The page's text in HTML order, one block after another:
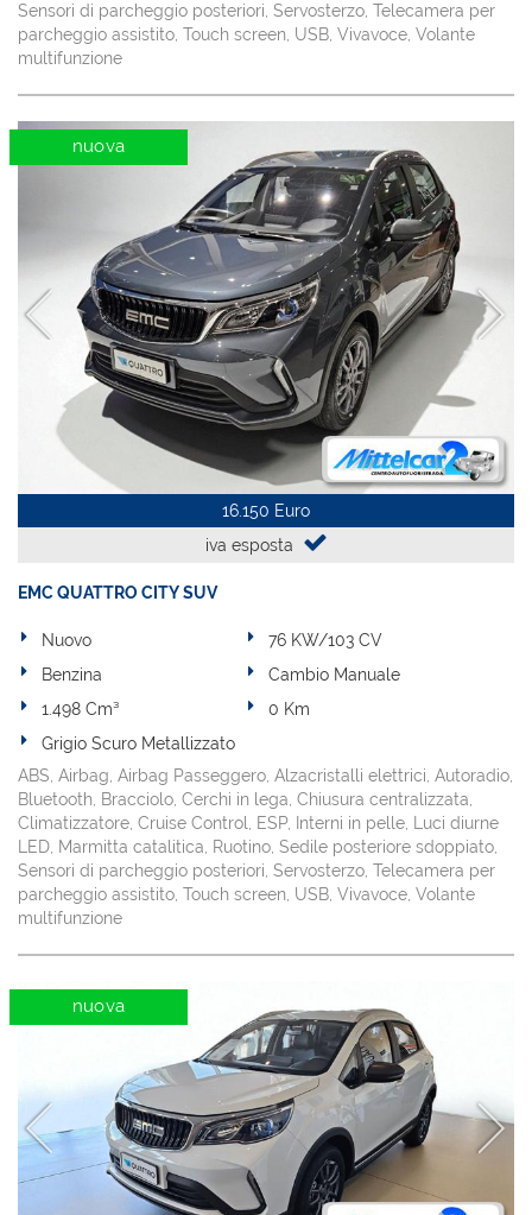
Sensori di parcheggio posteriori, Servosterzo, Telecamera per
parcheggio assistito, Touch screen, USB, Vivavoce, Volante
multifunzione
16.150 Euro
iva esposta
nuova
EMC QUATTRO CITY SUV
Nuovo
76 KW/103 CV
Benzina
Cambio Manuale
1.498 Cm³
0 Km
Grigio Scuro Metallizzato
ABS, Airbag, Airbag Passeggero, Alzacristalli elettrici, Autoradio,
Bluetooth, Bracciolo, Cerchi in lega, Chiusura centralizzata,
Climatizzatore, Cruise Control, ESP, Interni in pelle, Luci diurne
LED, Marmitta catalitica, Ruotino, Sedile posteriore sdoppiato,
Sensori di parcheggio posteriori, Servosterzo, Telecamera per
parcheggio assistito, Touch screen, USB, Vivavoce, Volante
multifunzione
nuova